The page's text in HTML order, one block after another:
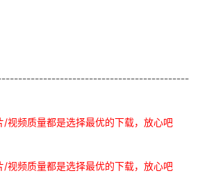
视频质量都是选择最优的下载，放心吧
视频质量都是选择最优的下载，放心吧